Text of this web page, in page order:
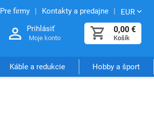
Pre firmy Kontakty a predajne EUR
0,00 €
Košík
Prihlásiť
Moje konto
Káble a redukcie Hobby a šport